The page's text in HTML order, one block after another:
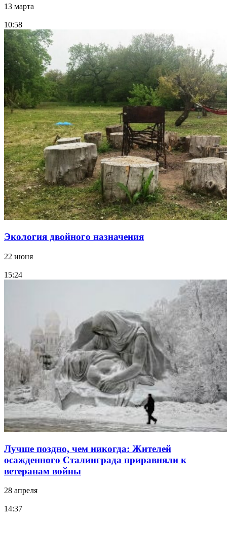
13 марта
10:58
Экология двойного назначения
22 июня
15:24
Лучше поздно, чем никогда: Жителей
осажденного Сталинграда приравняли к
ветеранам войны
28 апреля
14:37